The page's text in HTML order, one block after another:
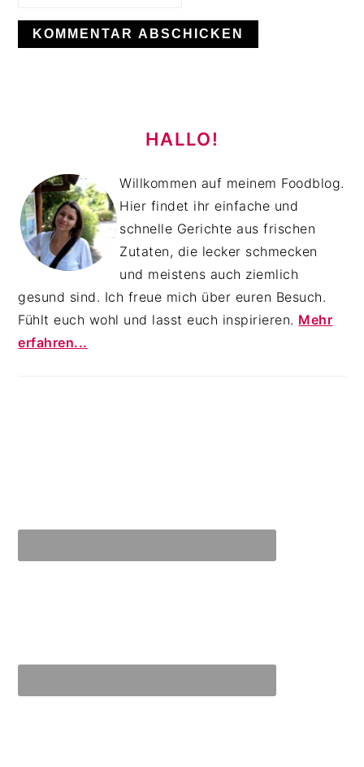
HALLO!
Willkommen auf meinem Foodblog.
Hier findet ihr einfache und
schnelle Gerichte aus frischen
Zutaten, die lecker schmecken
und meistens auch ziemlich
gesund sind. Ich freue mich über euren Besuch.
Fühlt euch wohl und lasst euch inspirieren. Mehr
erfahren...